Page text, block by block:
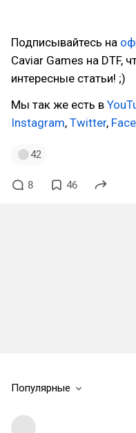
Подписывайтесь на
Caviar Games на DTF,
интересные статьи! ;)
Мы так же есть в
Instagram, Twitter,
42
8 46
Популярные